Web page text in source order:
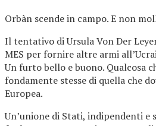
Orbàn scende in campo. E non
Il tentativo di Ursula Von Der
MES per fornire altre armi
Un furto bello e buono. Qualcosa
fondamente stesse di quella che
Europea.
Un’unione di Stati, indipendenti e